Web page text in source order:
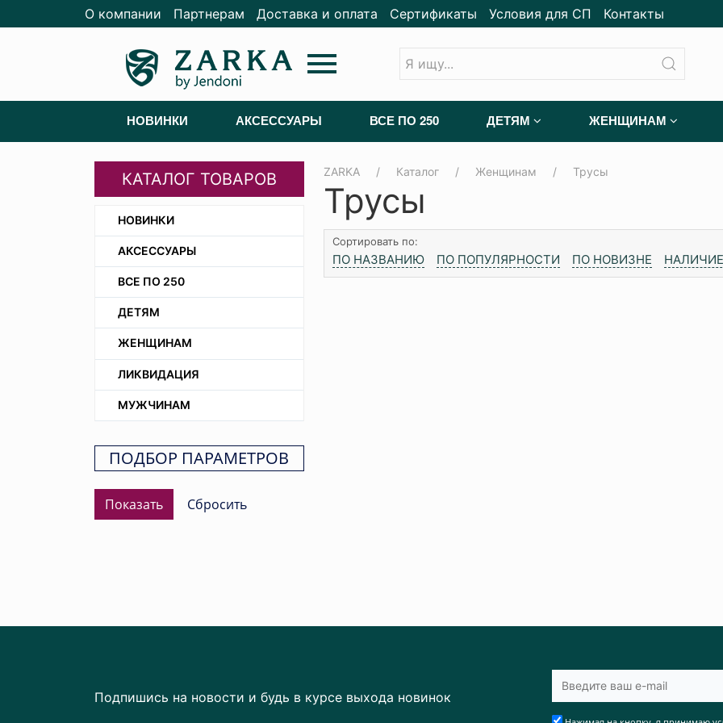
О компании Партнерам Доставка и оплата Сертификаты Условия для СП Контакты
menu
НОВИНКИ АКСЕССУАРЫ ВСЕ ПО 250 ДЕТЯМ ЖЕНЩИНАМ
КАТАЛОГ ТОВАРОВ
НОВИНКИ
АКСЕССУАРЫ
ВСЕ ПО 250
ДЕТЯМ
ЖЕНЩИНАМ
ЛИКВИДАЦИЯ
МУЖЧИНАМ
ПОДБОР ПАРАМЕТРОВ
ZARKA Каталог Женщинам Трусы
Трусы
Сортировать по:
ПО НАЗВАНИЮ ПО ПОПУЛЯРНОСТИ ПО НОВИЗНЕ
Подпишись на новости и будь в курсе выхода новинок